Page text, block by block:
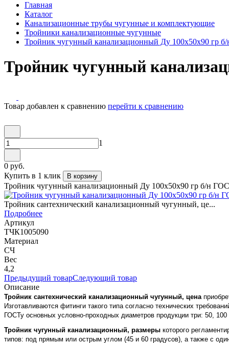
Главная
Каталог
Канализационные трубы чугунные и комплектующие
Тройники канализационные чугунные
Тройник чугунный канализационный Ду 100х50х90 гр
Тройник чугунный
Товар добавлен к сравнению перейти к сравнению
1
0 руб.
Купить в 1 клик
В корзину
Тройник чугунный канализационный Ду 100х50х90 гр б/н
Тройник сантехнический канализационный чугунный, це...
Подробнее
Артикул
ТЧК1005090
Материал
СЧ
Вес
4,2
Предыдущий товарСледующий товар
Описание
Тройник сантехнический канализационный чугунный, цена
Изготавливаются фитинги такого типа согласно технических
ГОСТу основных условно-проходных диаметров продукции три: 50,
Тройник чугунный канализационный, размеры которого
типов: под прямым или острым углом (45 и 60 градусов), а также с